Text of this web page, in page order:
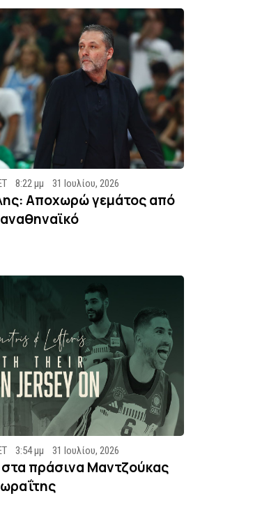
8:22 μμ 31 Ιουλίου, 2026
Αποχωρώ γεμάτος από
3:54 μμ 31 Ιουλίου, 2026
πράσινα Μαντζούκας